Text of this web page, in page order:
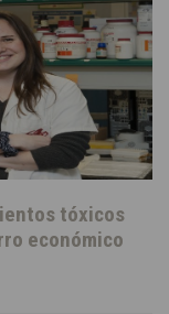
tóxicos
económico